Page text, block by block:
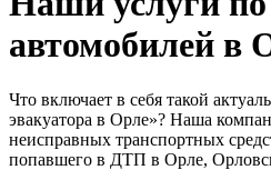
автомобилей в
Что включает в себя такой
эвакуатора в Орле»? Наша
неисправных транспортных
попавшего в ДТП в Орле,